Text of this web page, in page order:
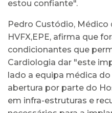
estou confiante".
Pedro Custódio, Médico
HVFX,EPE, afirma que
condicionantes que
Cardiologia dar "este
lado a equipa médica
abertura por parte do
em infra-estruturas e